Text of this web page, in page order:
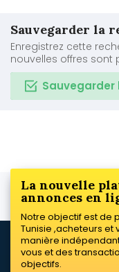
Sauvegarder la
Enregistrez cette
nouvelles offres sont
Sauvegarder
La nouvelle
annonces en
Notre objectif est de
Tunisie ,acheteurs
manière
vous et des
objectifs.